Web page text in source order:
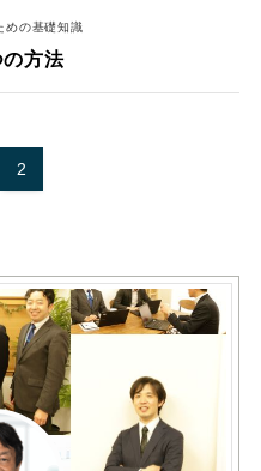
めの基礎知識
方法
2